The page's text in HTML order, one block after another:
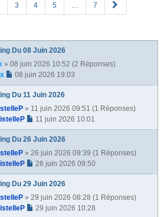
3 4 5 … 7
u
Du 08 Juin 2026
» 08 juin 2026 10:52 (2 Réponses)
08 juin 2026 19:03
Du 11 Juin 2026
» 11 juin 2026 09:51 (1 Réponses)
11 juin 2026 10:01
Du 26 Juin 2026
» 26 juin 2026 09:39 (1 Réponses)
26 juin 2026 09:50
Du 29 Juin 2026
» 29 juin 2026 08:28 (1 Réponses)
29 juin 2026 10:28